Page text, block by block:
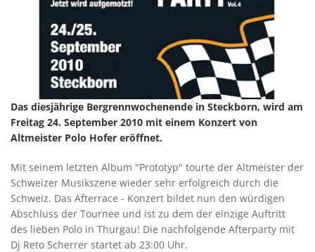
Das diesjährige Bergrennwochenende in Steckborn, wird am
Freitag 24. September 2010 mit einem Konzert von
Altmeister Polo Hofer eröffnet.
Mit seinem letzten Album "Prototyp" tourte der Altmeister der
Schweizer Musikszene wieder sehr erfolgreich durch die
Schweiz. Das Afterrace - Konzert bildet nun den würdigen
Abschluss der Tournee und ist zu dem der einzige Auftritt
des lieben Polo in Thurgau! Die nachfolgende Afterparty mit
Dj Reto Scherrer startet ab 23:00 Uhr.